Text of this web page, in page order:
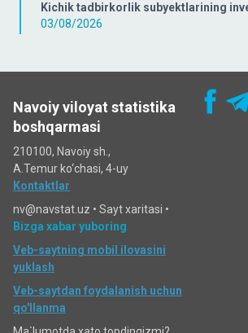
Kichik tadbirkorlik subyektlarining
03/08/2026
Navoiy viloyat statistika
boshqarmasi
210100, Navoiy sh.,
A.Temur ko‘chаsi, 4-uy
Kontaktlar
nv@navstat.uz • Sayt xaritasi •
Bizga xabar yuboring
Veb-saytning mobil ilovasini
yuklash
Veb-saytdan foydalanish uchun
qo'llanma